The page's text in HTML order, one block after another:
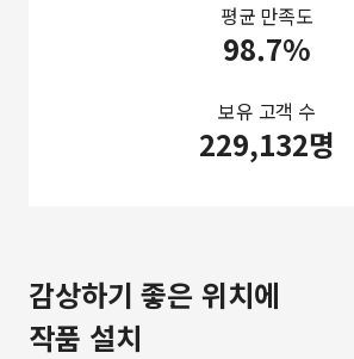
평균 만족도
98.7%
보유 고객 수
229,132명
감상하기 좋은 위치에
작품 설치